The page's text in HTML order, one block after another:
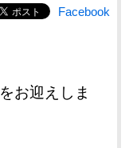
Facebook
をお迎えしま